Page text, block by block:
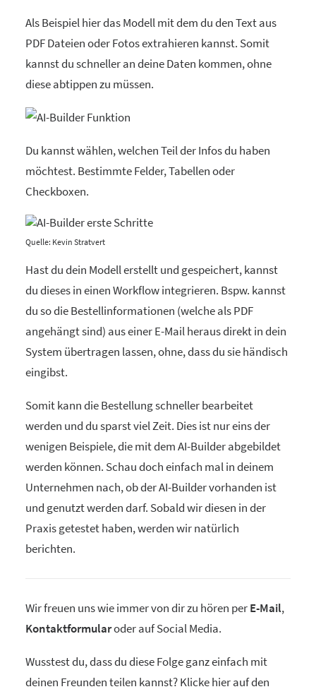
Als Beispiel hier das Modell mit dem du den Text aus
PDF Dateien oder Fotos extrahieren kannst. Somit
kannst du schneller an deine Daten kommen, ohne
diese abtippen zu müssen.
Du kannst wählen, welchen Teil der Infos du haben
möchtest. Bestimmte Felder, Tabellen oder
Checkboxen.
Quelle: Kevin Stratvert
Hast du dein Modell erstellt und gespeichert, kannst
du dieses in einen Workflow integrieren. Bspw. kannst
du so die Bestellinformationen (welche als PDF
angehängt sind) aus einer E-Mail heraus direkt in dein
System übertragen lassen, ohne, dass du sie händisch
eingibst.
Somit kann die Bestellung schneller bearbeitet
werden und du sparst viel Zeit. Dies ist nur eins der
wenigen Beispiele, die mit dem AI-Builder abgebildet
werden können. Schau doch einfach mal in deinem
Unternehmen nach, ob der AI-Builder vorhanden ist
und genutzt werden darf. Sobald wir diesen in der
Praxis getestet haben, werden wir natürlich
berichten.
Wir freuen uns wie immer von dir zu hören perE-Mail,
Kontaktformularoder auf Social Media.
Wusstest du, dass du diese Folge ganz einfach mit
deinen Freunden teilen kannst? Klicke hier auf den